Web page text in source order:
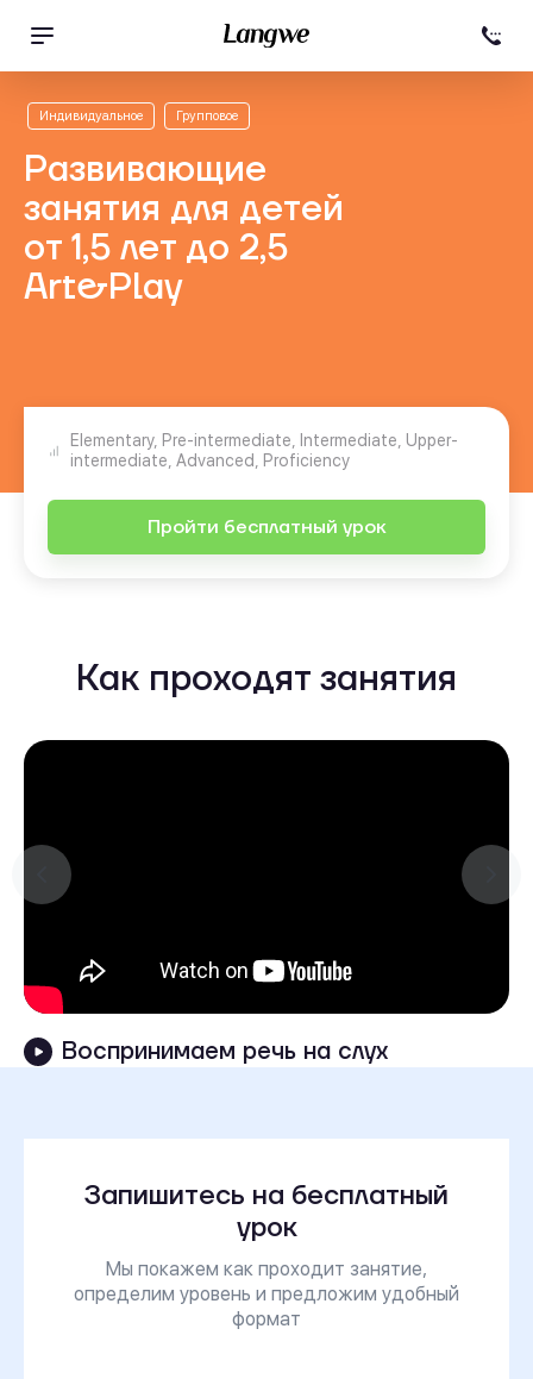
Индивидуальное Групповое
Развивающие
занятия для детей
от 1,5 лет до 2,5
Art&Play
Elementary, Pre-intermediate, Intermediate, Upper-
intermediate, Advanced, Proficiency
Пройти бесплатный урок
Как проходят занятия
Воспринимаем речь на слух
Запишитесь на бесплатный
урок
Мы покажем как проходит занятие,
определим уровень и предложим удобный
формат